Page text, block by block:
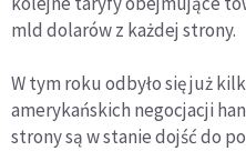
mld dolarów z każdej strony.
W tym roku odbyło się już
amerykańskich negocjacji
strony są w stanie dojść do